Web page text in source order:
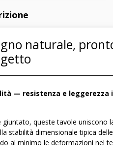
naturale,
— resistenza e leggerezza
giuntato, queste tavole uniscono
stabilità dimensionale tipica delle
al minimo le deformazioni nel